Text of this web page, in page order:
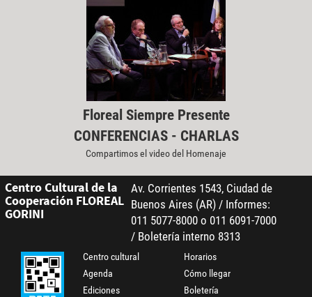
Floreal Siempre Presente
CONFERENCIAS - CHARLAS
Compartimos el video del Homenaje
Centro Cultural de la
Cooperación FLOREAL
GORINI
Av. Corrientes 1543, Ciudad de
Buenos Aires (AR) / Informes:
011 5077-8000 o 011 6091-7000
/ Boletería interno 8313
Centro cultural
Agenda
Ediciones
Horarios
Cómo llegar
Boletería